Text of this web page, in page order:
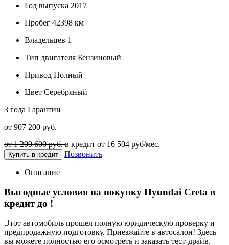
Год выпуска 2017
Пробег 42398 км
Владельцев 1
Тип двигателя Бензиновый
Привод Полный
Цвет Серебряный
3 года Гарантии
от 907 200 руб.
от 1 209 600 руб.в кредит от 16 504 руб/мес.
Купить в кредит Позвонить
Описание
Выгодные условия на покупку Hyundai Creta в
кредит до !
Этот автомобиль прошел полную юридическую проверку и
предпродажную подготовку. Приезжайте в автосалон! Здесь
вы можете полностью его осмотреть и заказать тест-драйв.